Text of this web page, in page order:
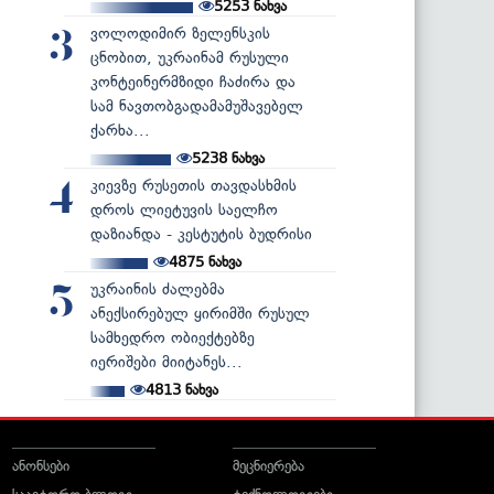
5253 ნახვა
3
ვოლოდიმირ ზელენსკის
ცნობით, უკრაინამ რუსული
კონტეინერმზიდი ჩაძირა და
სამ ნავთობგადამამუშავებელ
ქარხა...
5238ნახვა
4
კიევზე რუსეთის თავდასხმის
დროს ლიეტუვის საელჩო
დაზიანდა - კესტუტის ბუდრისი
4875ნახვა
5
უკრაინის ძალებმა
ანექსირებულ ყირიმში რუსულ
სამხედრო ობიექტებზე
იერიშები მიიტანეს...
4813 ნახვა
ანონსები
მეცნიერება